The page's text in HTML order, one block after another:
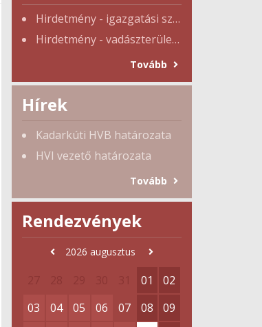
Hirdetmény - igazgatási szünet
Hirdetmény - vadászterület tulajdonosi gyűlés
Tovább
Hírek
Kadarkúti HVB határozata
HVI vezető határozata
Tovább
Rendezvények
2026 augusztus
01
02
03
04 05 06 07 08
09